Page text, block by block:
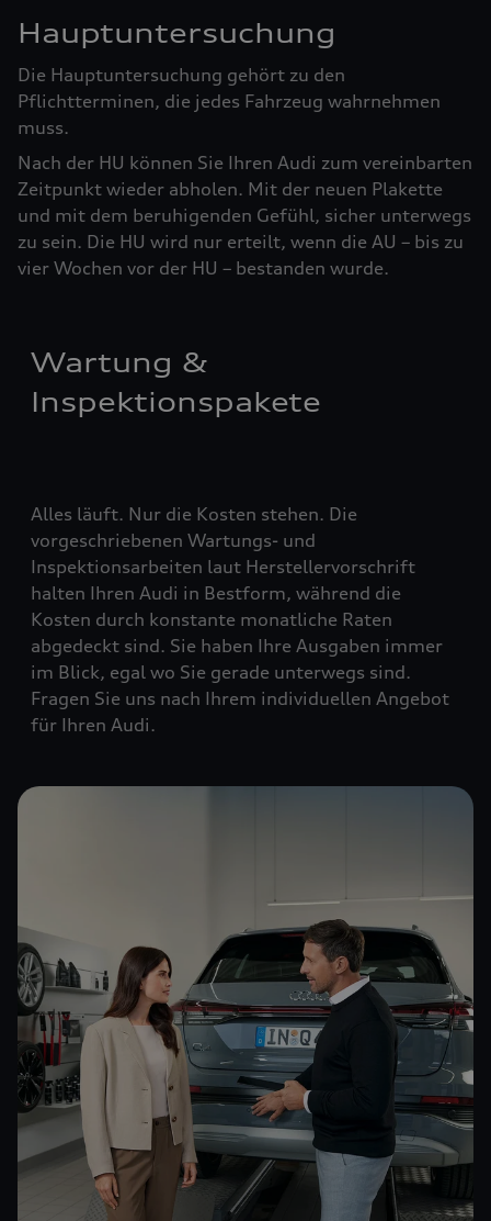
Hauptuntersuchung
Die Hauptuntersuchung gehört zu den
Pflichtterminen, die jedes Fahrzeug wahrnehmen
muss.
Nach der HU können Sie Ihren Audi zum vereinbarten
Zeitpunkt wieder abholen. Mit der neuen Plakette
und mit dem beruhigenden Gefühl, sicher unterwegs
zu sein. Die HU wird nur erteilt, wenn die AU – bis zu
vier ­Woch­en vor der HU – bestanden wurde.
Wartung &
Inspektionspakete
Alles läuft. Nur die Kosten stehen. Die
vorgeschriebenen Wartungs- und
Inspektionsarbeiten laut Herstellervorschrift
halten Ihren Audi in Bestform, während die
Kosten durch konstante monatliche Raten
abgedeckt sind. Sie haben Ihre Ausgaben immer
im Blick, egal wo Sie gerade unterwegs sind.
Fragen Sie uns nach Ihrem individuellen Angebot
für Ihren Audi.